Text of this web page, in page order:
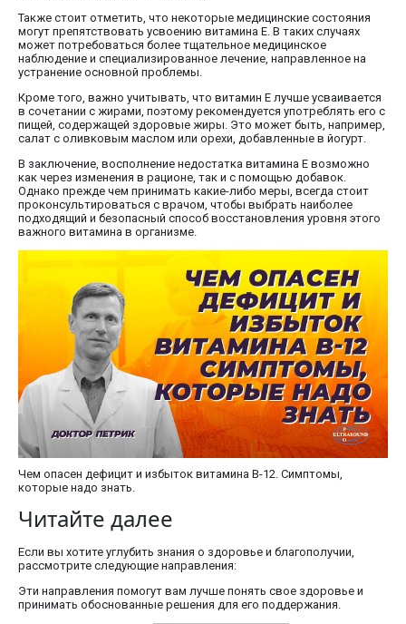
Также стоит отметить, что некоторые медицинские состояния
могут препятствовать усвоению витамина E. В таких случаях
может потребоваться более тщательное медицинское
наблюдение и специализированное лечение, направленное на
устранение основной проблемы.
Кроме того, важно учитывать, что витамин E лучше усваивается
в сочетании с жирами, поэтому рекомендуется употреблять его с
пищей, содержащей здоровые жиры. Это может быть, например,
салат с оливковым маслом или орехи, добавленные в йогурт.
В заключение, восполнение недостатка витамина E возможно
как через изменения в рационе, так и с помощью добавок.
Однако прежде чем принимать какие-либо меры, всегда стоит
проконсультироваться с врачом, чтобы выбрать наиболее
подходящий и безопасный способ восстановления уровня этого
важного витамина в организме.
Чем опасен дефицит и избыток витамина В-12. Симптомы,
которые надо знать.
Читайте далее
Если вы хотите углубить знания о здоровье и благополучии,
рассмотрите следующие направления:
Эти направления помогут вам лучше понять свое здоровье и
принимать обоснованные решения для его поддержания.